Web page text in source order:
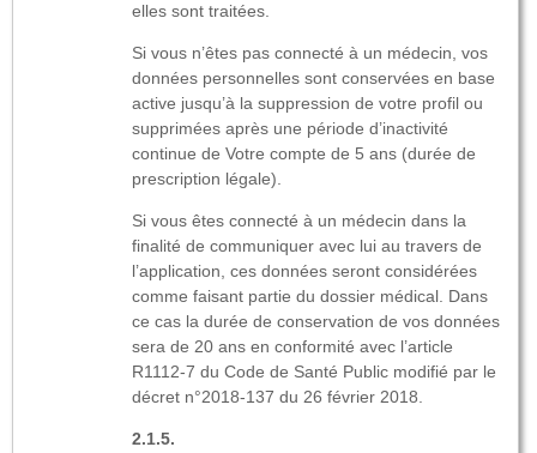
elles sont traitées.
Si vous n’êtes pas connecté à un médecin, vos
données personnelles sont conservées en base
active jusqu’à la suppression de votre profil ou
supprimées après une période d’inactivité
continue de Votre compte de 5 ans (durée de
prescription légale).
Si vous êtes connecté à un médecin dans la
finalité de communiquer avec lui au travers de
l’application, ces données seront considérées
comme faisant partie du dossier médical. Dans
ce cas la durée de conservation de vos données
sera de 20 ans en conformité avec l’article
R1112-7 du Code de Santé Public modifié par le
décret n°2018-137 du 26 février 2018.